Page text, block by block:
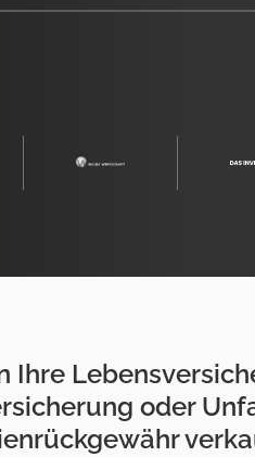
Ihre
oder